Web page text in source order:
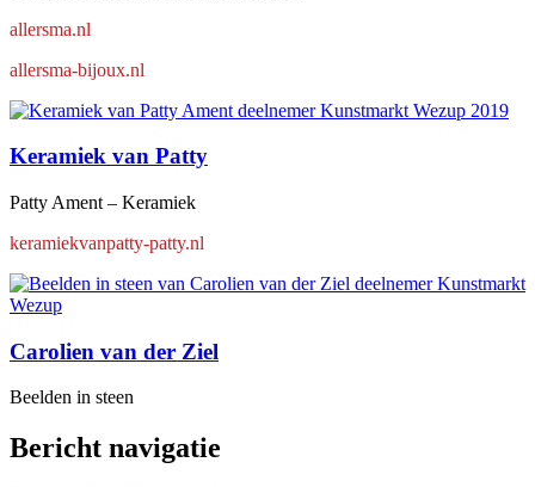
allersma.nl
allersma-bijoux.nl
Keramiek van Patty
Patty Ament – Keramiek
keramiekvanpatty-patty.nl
Carolien van der Ziel
Beelden in steen
Bericht navigatie